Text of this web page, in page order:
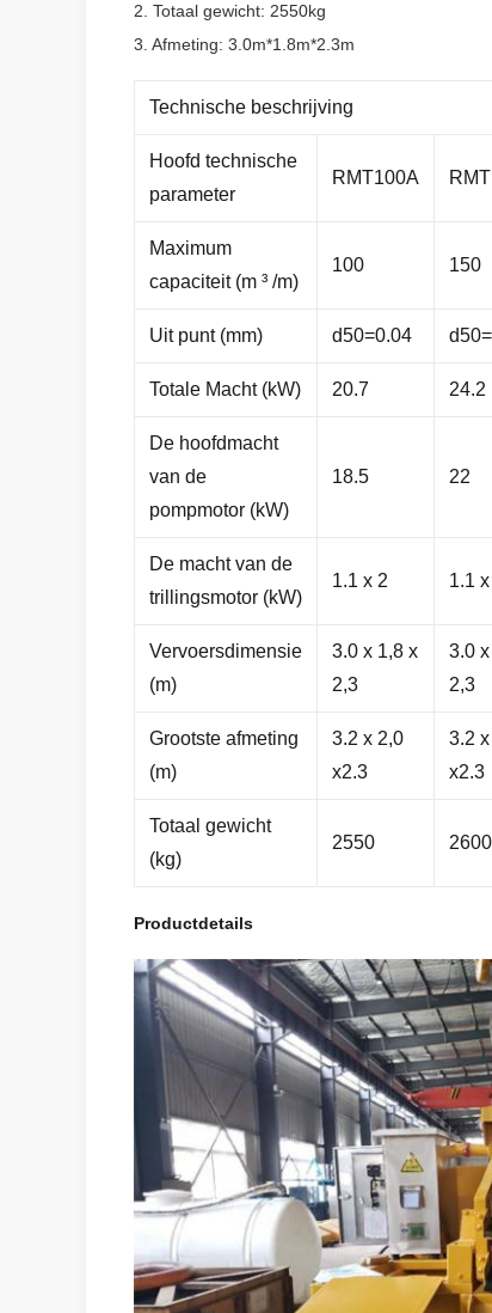
2. Totaal gewicht: 2550kg
3. Afmeting: 3.0m*1.8m*2.3m
Technische beschrijving
Hoofd technische
parameter
RMT100A
Maximum
capaciteit (m ³ /m)
100 150
Uit punt (mm) d50=0.04
Totale Macht (kW) 20.7 24.2
De hoofdmacht
van de
pompmotor (kW)
18.5 22
De macht van de
trillingsmotor (kW)
1.1 x 2 1.1
Vervoersdimensie
(m)
3.0 x 1,8 x
2,3
3.0
2,3
Grootste afmeting
(m)
3.2 x 2,0
x2.3
3.2
x2.3
Totaal gewicht
(kg)
2550 2600
Productdetails